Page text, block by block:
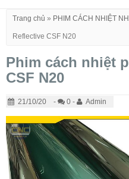
Trang chủ » PHIM CÁCH NHIỆT
Reflective CSF N20
Phim cách nhiệt
CSF N20
21/10/20 - 0 - Admin